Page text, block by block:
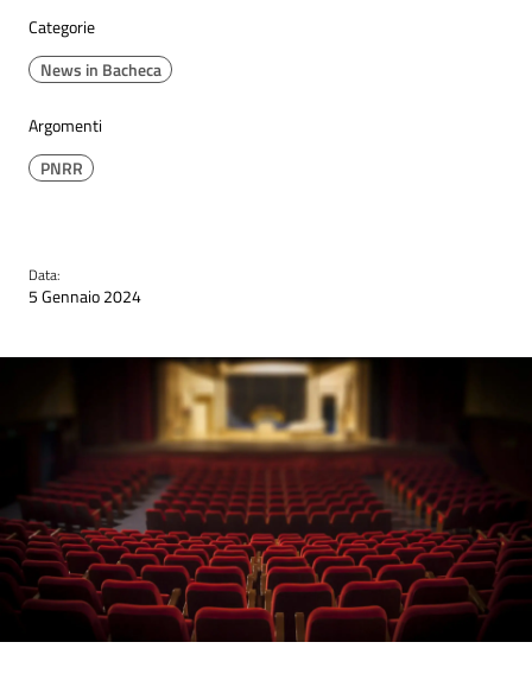
Categorie
News in Bacheca
Argomenti
PNRR
Data:
5 Gennaio 2024